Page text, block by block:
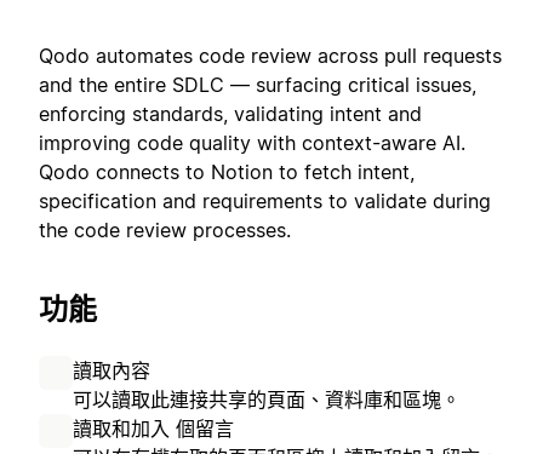
Qodo automates code review across pull requests
and the entire SDLC — surfacing critical issues,
enforcing standards, validating intent and
improving code quality with context-aware AI.
Qodo connects to Notion to fetch intent,
specification and requirements to validate during
the code review processes.
功能
讀取內容
可以讀取此連接共享的頁面、資料庫和區塊。
讀取和加入 個留言